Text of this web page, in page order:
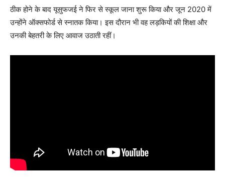
ठीक होने के बाद यूसुफजई ने फिर से स्कूल जाना शुरू किया और जून 2020 में
उन्होंने ऑक्सफोर्ड से स्नातक किया। इस दौरान भी वह लड़कियों की शिक्षा और
उनकी बेहतरी के लिए आवाज उठाती रहीं।